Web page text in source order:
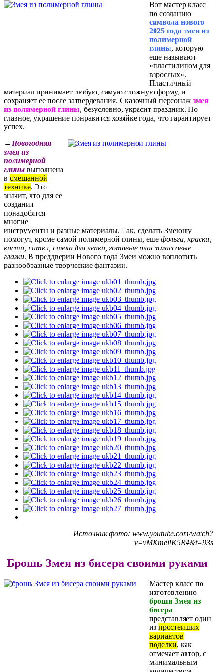
Вот мастер класс
по созданию
символа нового
2025 года змеи из
полимерной
глины, которую
еще называют
«пластилином для
взрослых».
Пластичный
материал принимает любую, самую сложную форму, и
сохраняет ее после затвердевания. Сказочный персонаж змея
из полимерной глины, безусловно, украсит праздник. Но
главное, украшение понравится хозяйке года, что гарантирует
успех.
→Новогодняя
змея из
полимерной
глины выполнена
в смешанной
технике. Это
значит, что для ее
создания
понадобятся
многие
инструменты и разные материалы. Так, сделать Змеюшу
помогут, кроме самой полимерной глины, еще фольга, краски,
кисти, нитки, стека для лепки, готовые пластмассовые
глазки. В преддверии Нового года Змеи можно воплотить
разнообразные творческие фантазии.
Источник фото: www.youtube.com/watch?
v=vMKmeiIK5R4&t=93s
Брошь Змея из бисера своими руками
Мастер класс по
изготовлению
броши Змея из
бисера
представляет один
из простейших
вариантов
поделки, как
отмечает автор, с
минимальным